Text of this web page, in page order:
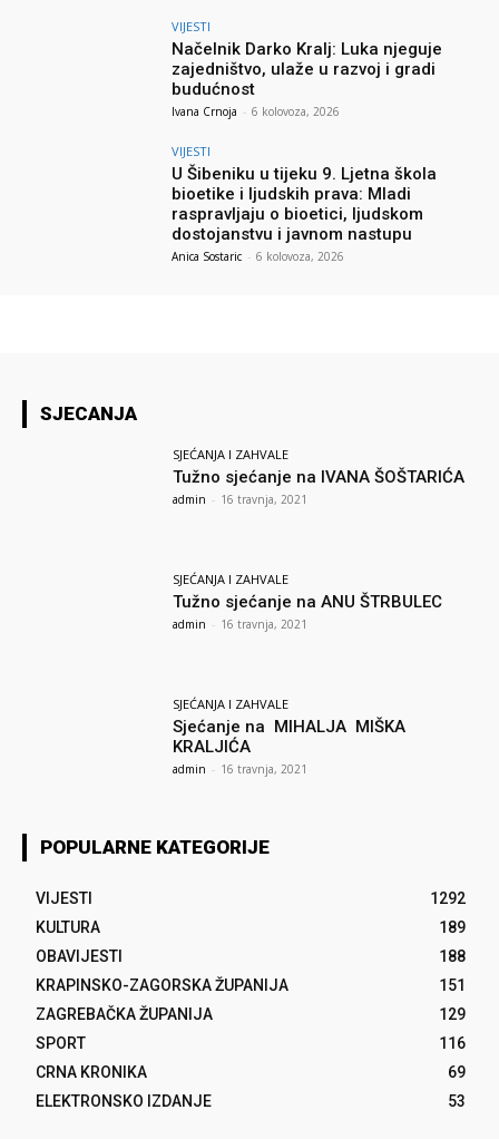
VIJESTI
Načelnik Darko Kralj: Luka njeguje
zajedništvo, ulaže u razvoj i gradi
budućnost
Ivana Crnoja - 6 kolovoza, 2026
VIJESTI
U Šibeniku u tijeku 9. Ljetna škola
bioetike i ljudskih prava: Mladi
raspravljaju o bioetici, ljudskom
dostojanstvu i javnom nastupu
Anica Sostaric - 6 kolovoza, 2026
SJECANJA
SJEĆANJA I ZAHVALE
Tužno sjećanje na IVANA ŠOŠTARIĆA
admin - 16 travnja, 2021
SJEĆANJA I ZAHVALE
Tužno sjećanje na ANU ŠTRBULEC
admin - 16 travnja, 2021
SJEĆANJA I ZAHVALE
Sjećanje na MIHALJA MIŠKA
KRALJIĆA
admin - 16 travnja, 2021
POPULARNE KATEGORIJE
VIJESTI
1292
KULTURA
189
OBAVIJESTI
188
KRAPINSKO-ZAGORSKA ŽUPANIJA
151
ZAGREBAČKA ŽUPANIJA
129
SPORT
116
CRNA KRONIKA
69
ELEKTRONSKO IZDANJE
53